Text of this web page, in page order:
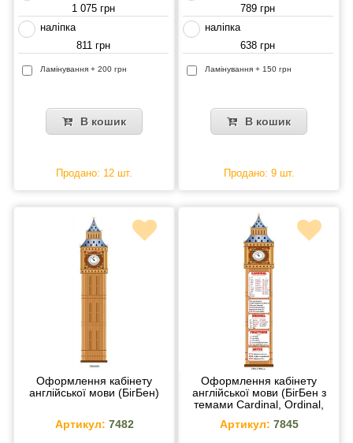
1 075 грн
наліпка
811 грн
Ламінування + 200 грн
В кошик
Продано: 12 шт.
789 грн
наліпка
638 грн
Ламінування + 150 грн
В кошик
Продано: 9 шт.
Оформлення кабінету
англійської мови (БігБен)
Артикул: 7482
Оформлення кабінету
англійської мови (БігБен з
темами Cardinal, Ordinal,
Артикул: 7845